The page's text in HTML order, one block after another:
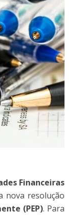
Financeiras
nova resolução
(PEP). Para